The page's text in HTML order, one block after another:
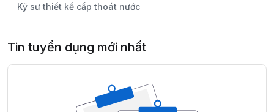
Kỹ sư thiết kế cấp thoát nước
Tin tuyển dụng mới nhất